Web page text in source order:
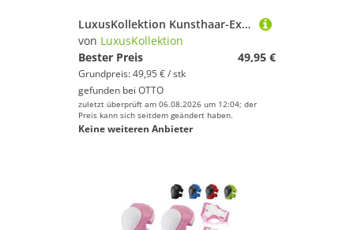
LuxusKollektion Kunsthaar-Extension Haarteil Dutt Haargummi Messy Bun Extensions Damen Jet Schwarz
von LuxusKollektion
Bester Preis
49,95 €
Grundpreis: 49,95 € / stk
gefunden bei OTTO
zuletzt überprüft am 06.08.2026 um 12:04; der
Preis kann sich seitdem geändert haben.
Keine weiteren Anbieter